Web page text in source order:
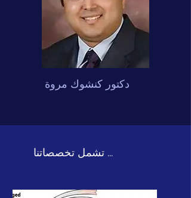
دكتور كنشوك مروة
تشمل تخصصاتنا ...